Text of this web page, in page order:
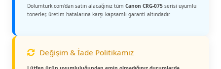
Dolumturk.com'dan satın alacağınız tüm Canon CRG-075 serisi uyumlu
tonerler, üretim hatalarına karşı kapsamlı garanti altındadır.
Değişim & İade Politikamız